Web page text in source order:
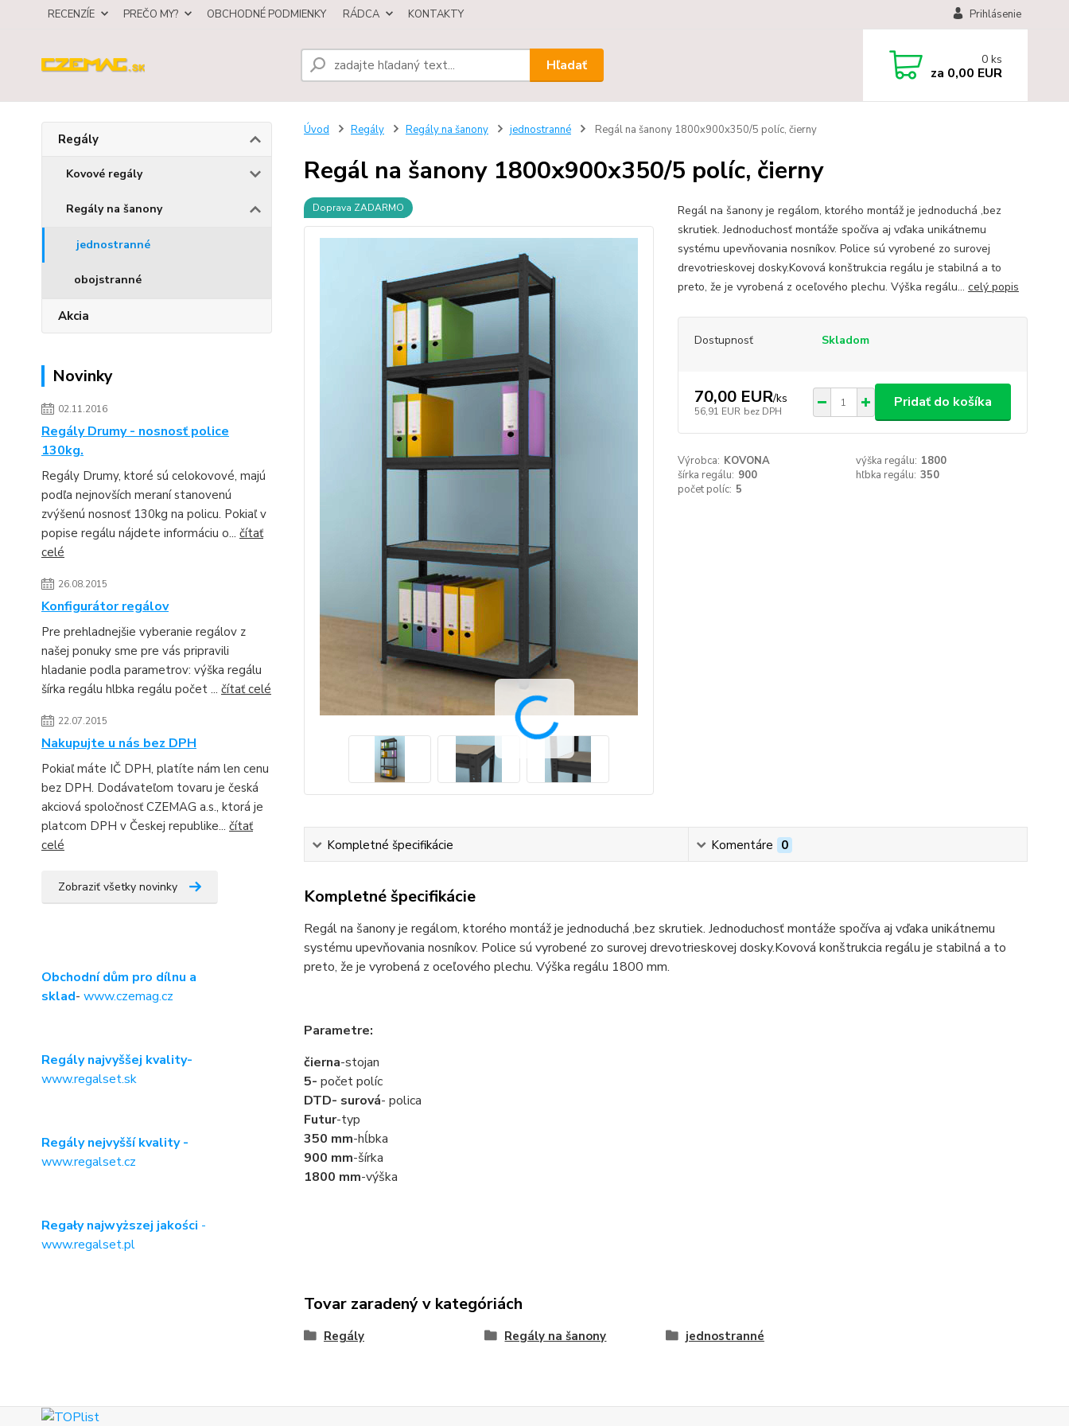
RECENZÍE PREČO MY? OBCHODNÉ PODMIENKY RÁDCA KONTAKTY Prihlásenie
Hľadať 0 ks
za 0,00 EUR
Regály
Kovové regály
Regály na šanony
jednostranné
obojstranné
Akcia
Novinky
02.11.2016
Regály Drumy - nosnosť police
130kg.
Regály Drumy, ktoré sú celokovové, majú
podľa nejnovších meraní stanovenú
zvýšenú nosnosť 130kg na policu. Pokiaľ v
popise regálu nájdete informáciu o... čítať
celé
26.08.2015
Konfigurátor regálov
Pre prehladnejšie vyberanie regálov z
našej ponuky sme pre vás pripravili
hladanie podla parametrov: výška regálu
šírka regálu hlbka regálu počet ... čítať celé
22.07.2015
Nakupujte u nás bez DPH
Pokiaľ máte IČ DPH, platíte nám len cenu
bez DPH. Dodávateľom tovaru je česká
akciová spoločnosť CZEMAG a.s., ktorá je
platcom DPH v Českej republike... čítať
celé
Zobraziť všetky novinky
Obchodní dům pro dílnu a
sklad- www.czemag.cz
Regály najvyššej kvality-
www.regalset.sk
Regály nejvyšší kvality -
www.regalset.cz
Regały najwyższej jakości -
www.regalset.pl
Úvod Regály Regály na šanony jednostranné Regál na šanony 1800x900x350/5 políc, čierny
Regál na šanony 1800x900x350/5 políc, čierny
Doprava ZADARMO
Regál na šanony je regálom, ktorého montáž je jednoduchá ,bez
skrutiek. Jednoduchosť montáže spočíva aj vďaka unikátnemu
systému upevňovania nosníkov. Police sú vyrobené zo surovej
drevotrieskovej dosky.Kovová konštrukcia regálu je stabilná a to
preto, že je vyrobená z oceľového plechu. Výška regálu... celý popis
Dostupnosť Skladom
70,00 EUR/ks
56,91 EUR bez DPH
Pridať do košíka
Výrobca: KOVONA výška regálu: 1800
šírka regálu: 900 hľbka regálu: 350
počet políc: 5
Kompletné špecifikácie Komentáre 0
Kompletné špecifikácie
Regál na šanony je regálom, ktorého montáž je jednoduchá ,bez skrutiek. Jednoduchosť montáže spočíva aj vďaka unikátnemu
systému upevňovania nosníkov. Police sú vyrobené zo surovej drevotrieskovej dosky.Kovová konštrukcia regálu je stabilná a to
preto, že je vyrobená z oceľového plechu. Výška regálu 1800 mm.
Parametre:
čierna-stojan
5- počet políc
DTD- surová- polica
Futur-typ
350 mm-hĺbka
900 mm-šírka
1800 mm-výška
Tovar zaradený v kategóriách
Regály Regály na šanony jednostranné